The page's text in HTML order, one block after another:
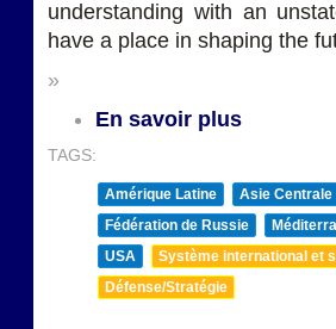
understanding with an
have a place in shaping the
»
En savoir plus
TAGS:
Amérique Latine
Asie Centrale
Fédération de Russie
USA
Système international et
Défense/Stratégie